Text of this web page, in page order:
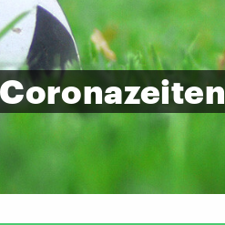
Coronazeiten